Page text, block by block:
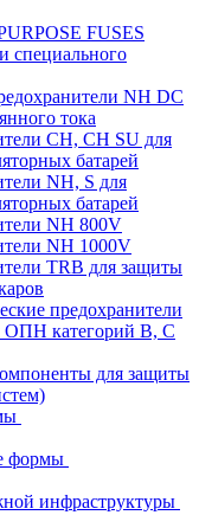
FUSES
специального
NH DC
тока
CH, CH SU для
батарей
NH, S для
батарей
NH 800V
NH 1000V
TRB для защиты
предохранители
ОПН категорий B, C
для защиты
формы
инфраструктуры